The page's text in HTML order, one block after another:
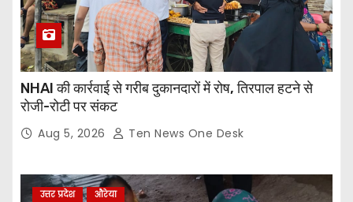
NHAI की कार्रवाई से गरीब दुकानदारों में रोष, तिरपाल हटने से
रोजी-रोटी पर संकट
Aug 5, 2026 Ten News One Desk
उत्तर प्रदेश औरेया